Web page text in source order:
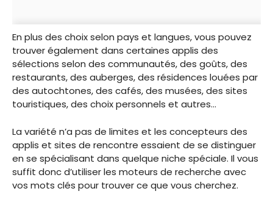
En plus des choix selon pays et langues, vous pouvez
trouver également dans certaines applis des
sélections selon des communautés, des goûts, des
restaurants, des auberges, des résidences louées par
des autochtones, des cafés, des musées, des sites
touristiques, des choix personnels et autres…
La variété n’a pas de limites et les concepteurs des
applis et sites de rencontre essaient de se distinguer
en se spécialisant dans quelque niche spéciale. Il vous
suffit donc d’utiliser les moteurs de recherche avec
vos mots clés pour trouver ce que vous cherchez.